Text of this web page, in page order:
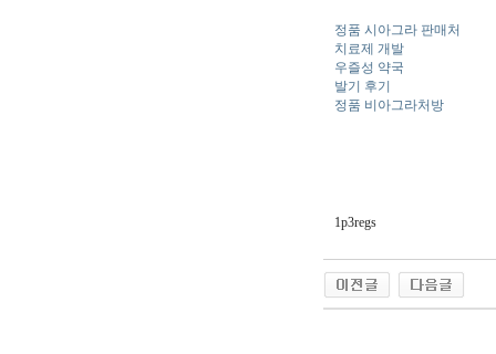
정품 시아그라 판매처
치료제 개발
우즐성 약국
발기 후기
정품 비아그라처방
1p3regs